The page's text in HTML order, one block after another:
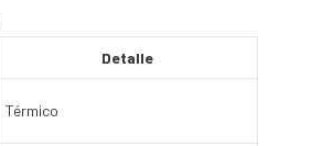
Detalle
Térmico